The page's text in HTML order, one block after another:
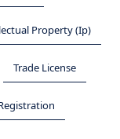
Property (Ip)
Trade License